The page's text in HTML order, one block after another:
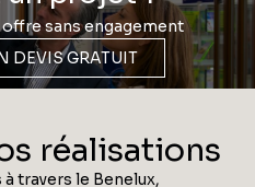
sans engagement
DEVIS GRATUIT
réalisations
travers le Benelux,